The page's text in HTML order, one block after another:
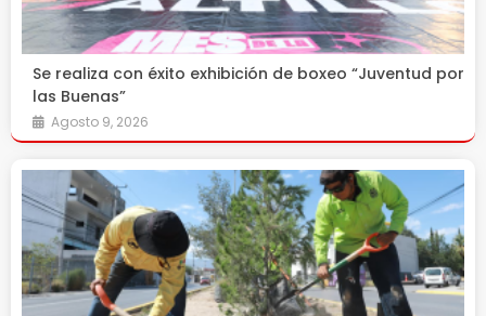
Se realiza con éxito exhibición de boxeo “Juventud por
las Buenas”
Agosto 9, 2026